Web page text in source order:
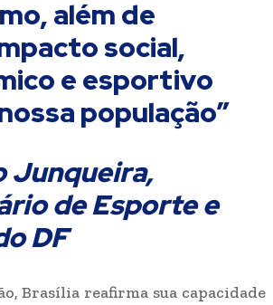
além de
social,
e esportivo
população”
Junqueira,
de Esporte e
DF
Brasília reafirma sua capacidade